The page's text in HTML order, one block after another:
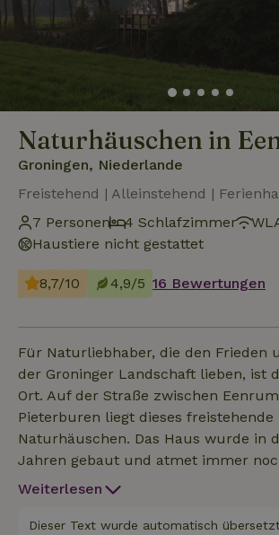
Naturhäuschen in
Groningen, Niederlande
Freistehend | Alleinstehend |
7 Personen
4 Schlafzimmer
Haustiere nicht gestattet
8,7/10 4,9/5 16 Bewertungen
Für Naturliebhaber, die den Frieden
der Groninger Landschaft lieben, ist
Ort. Auf der Straße zwischen
Pieterburen liegt dieses freistehende
Naturhäuschen. Das Haus wurde in
Jahren gebaut und atmet immer
Atmosphäre, ist aber auch mit allem
schönen Blick auf das Dorf Eenrum.
Weiterlesen
Dieser Text wurde automatisch